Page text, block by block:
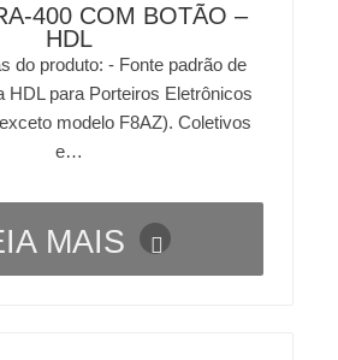
400 COM BOTÃO –
HDL
do produto: - Fonte padrão de
HDL para Porteiros Eletrônicos
modelo F8AZ). Coletivos
e…
MAIS